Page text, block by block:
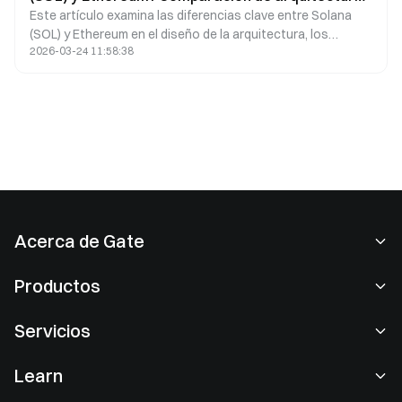
de cadenas públicas
Este artículo examina las diferencias clave entre Solana
(SOL) y Ethereum en el diseño de la arquitectura, los
mecanismos de consenso, las estrategias de escalabilidad
2026-03-24 11:58:38
Acerca de Gate
Sala de prensa
Productos
Trading de spot
Servicios
Learn